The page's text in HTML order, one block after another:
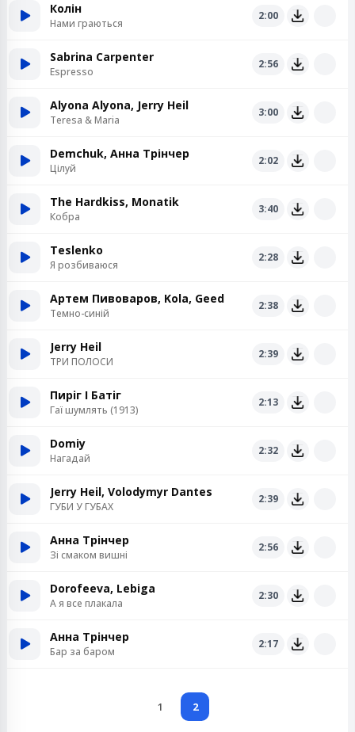
Колін
Нами граються
2:00
Sabrina Carpenter
Espresso
2:56
Alyona Alyona, Jerry Heil
Teresa & Maria
3:00
Demchuk, Анна Трінчер
Цілуй
2:02
The Hardkiss, Monatik
Кобра
3:40
Teslenko
Я розбиваюся
2:28
Артем Пивоваров, Kola, Geed
Темно-синій
2:38
Jerry Heil
ТРИ ПОЛОСИ
2:39
Пиріг І Батіг
Гаї шумлять (1913)
2:13
Domiy
Нагадай
2:32
Jerry Heil, Volodymyr Dantes
ГУБИ У ГУБАХ
2:39
Анна Трінчер
Зі смаком вишні
2:56
Dorofeeva, Lebiga
А я все плакала
2:30
Анна Трінчер
Бар за баром
2:17
1 2